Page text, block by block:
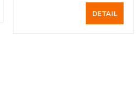
DETAIL